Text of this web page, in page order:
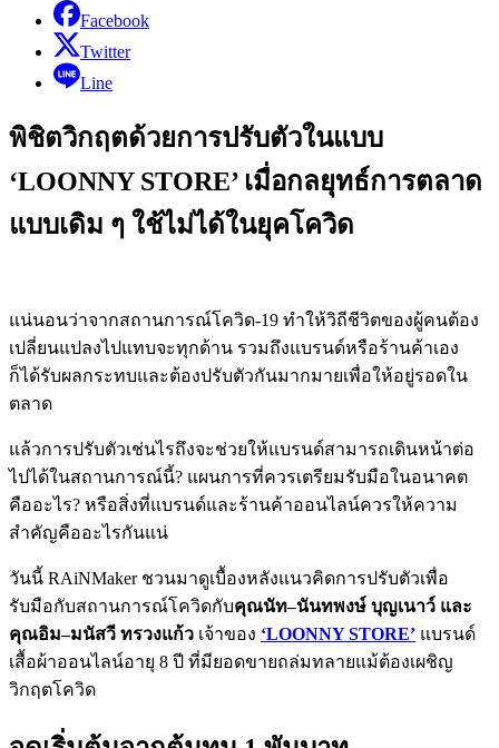
Facebook
Twitter
Line
พิชิตวิกฤตด้วยการปรับตัวในแบบ
‘LOONNY STORE’ เมื่อกลยุทธ์การตลาด
แบบเดิม ๆ ใช้ไม่ได้ในยุคโควิด
แน่นอนว่าจากสถานการณ์โควิด-19 ทำให้วิถีชีวิตของผู้คนต้อง
เปลี่ยนแปลงไปแทบจะทุกด้าน รวมถึงแบรนด์หรือร้านค้าเอง
ก็ได้รับผลกระทบและต้องปรับตัวกันมากมายเพื่อให้อยู่รอดใน
ตลาด
แล้วการปรับตัวเช่นไรถึงจะช่วยให้แบรนด์สามารถเดินหน้าต่อ
ไปได้ในสถานการณ์นี้? แผนการที่ควรเตรียมรับมือในอนาคต
คืออะไร? หรือสิ่งที่แบรนด์และร้านค้าออนไลน์ควรให้ความ
สำคัญคืออะไรกันแน่
วันนี้ RAiNMaker ชวนมาดูเบื้องหลังแนวคิดการปรับตัวเพื่อ
รับมือกับสถานการณ์โควิดกับคุณนัท–นันทพงษ์ บุญเนาว์ และ
คุณอิม–มนัสวี ทรวงแก้ว เจ้าของ ‘LOONNY STORE’ แบรนด์
เสื้อผ้าออนไลน์อายุ 8 ปี ที่มียอดขายถล่มทลายแม้ต้องเผชิญ
วิกฤตโควิด